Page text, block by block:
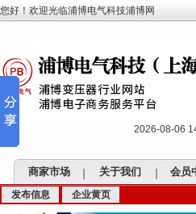
您好！欢迎光临浦博电气科技浦博网
2026-08-06
商家市场 关于我们 会员
发布信息 企业黄页